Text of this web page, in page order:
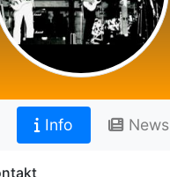
Info News